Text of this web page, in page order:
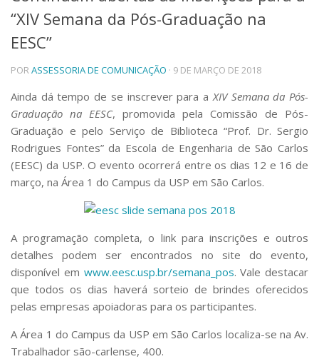
Telefones e Mapas
Pessoas
Ensino
Graduação
Educação a distância
Cursos de Extensão
Pesquisa e Inovação
Linhas de Pesquisa
Centros, Núcleos e Projetos em Rede
Pós-doutorado
Iniciação Científica
Transferência de Tecnologia
Empresas Juniores
Extensão à Comunidade
Projetos, Programas e Cursos
Artes, Cultura e Esportes
Museus e Espaços Interativos
Serviços
Bibliotecas
“XIV Semana da Pós-Graduação na
EESC”
PORASSESSORIA DE COMUNICAÇÃO · 9 DE MARÇO DE 2018
Ainda dá tempo de se inscrever para a XIV Semana da Pós-
Graduação na EESC, promovida pela Comissão de Pós-
Graduação e pelo Serviço de Biblioteca “Prof. Dr. Sergio
Rodrigues Fontes” da Escola de Engenharia de São Carlos
(EESC) da USP. O evento ocorrerá entre os dias 12 e 16 de
março, na Área 1 do Campus da USP em São Carlos.
A programação completa, o link para inscrições e outros
detalhes podem ser encontrados no site do evento,
disponível em www.eesc.usp.br/semana_pos. Vale destacar
que todos os dias haverá sorteio de brindes oferecidos
pelas empresas apoiadoras para os participantes.
A Área 1 do Campus da USP em São Carlos localiza-se na Av.
Trabalhador são-carlense, 400.